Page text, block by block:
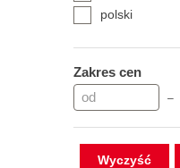
polski
Zakres cen
–
Wyczyść